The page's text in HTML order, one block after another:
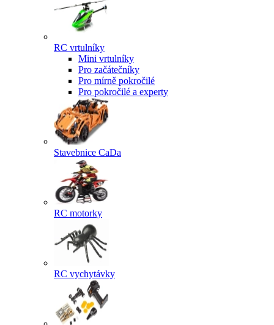
RC vrtulníky
Mini vrtulníky
Pro začátečníky
Pro mírně pokročilé
Pro pokročilé a experty
Stavebnice CaDa
RC motorky
RC vychytávky